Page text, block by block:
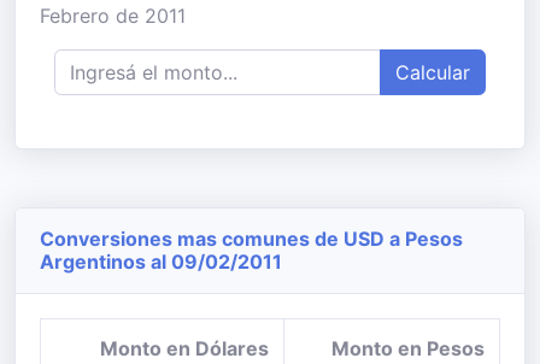
Febrero de 2011
Calcular
Conversiones mas comunes de USD a Pesos
Argentinos al 09/02/2011
Monto en Dólares
Monto en Pesos